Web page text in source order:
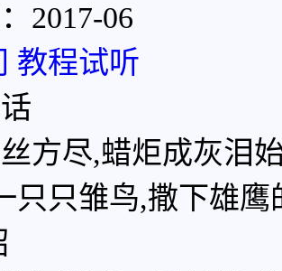
郑州
西安
青岛
重庆
2017-06
教程试听
方尽,蜡炬成灰泪
只只雏鸟,撒下雄